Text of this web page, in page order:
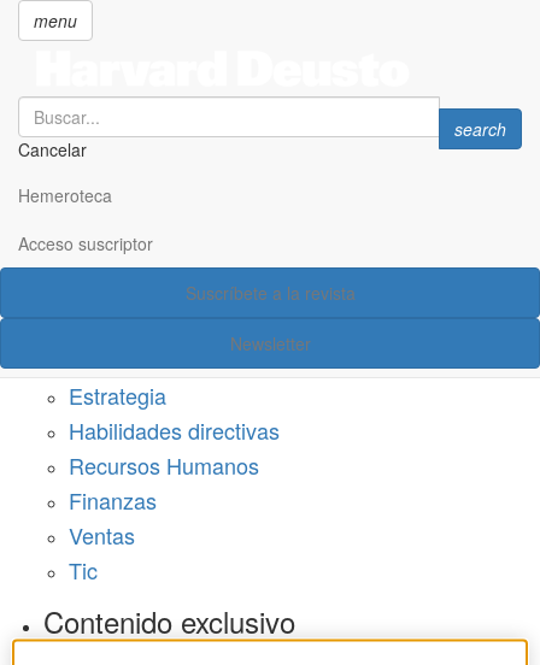
principal
menu
Search
Cancelar
Search
search
Hemeroteca
Acceso suscriptor
Suscríbete a la revista
Newsletter
Acceso suscriptor
Estrategia
Habilidades directivas
Recursos Humanos
Finanzas
Ventas
Tic
Contenido exclusivo